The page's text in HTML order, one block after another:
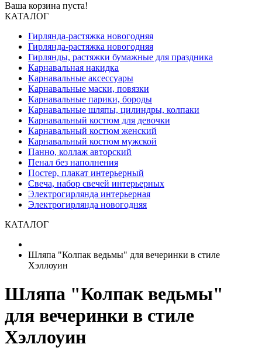
Ваша корзина пуста!
КАТАЛОГ
Гирлянда-растяжка новогодняя
Гирлянда-растяжка новогодняя
Гирлянды, растяжки бумажные для праздника
Карнавальная накидка
Карнавальные аксессуары
Карнавальные маски, повязки
Карнавальные парики, бороды
Карнавальные шляпы, цилиндры, колпаки
Карнавальный костюм для девочки
Карнавальный костюм женский
Карнавальный костюм мужской
Панно, коллаж авторский
Пенал без наполнения
Постер, плакат интерьерный
Свеча, набор свечей интерьерных
Электрогирлянда интерьерная
Электрогирлянда новогодняя
КАТАЛОГ
Шляпа "Колпак ведьмы" для вечеринки в стиле
Хэллоуин
Шляпа "Колпак ведьмы"
для вечеринки в стиле
Хэллоуин